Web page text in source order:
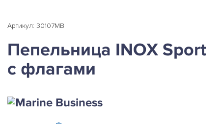
Артикул: 30107MB
Пепельница INOX Sport
с флагами